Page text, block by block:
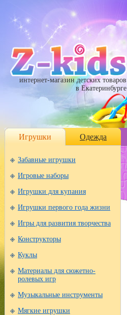
интернет-магазин детских товаров
в Екатеринбурге
Игрушки Одежда
Забавные игрушки
Игровые наборы
Игрушки для купания
Игрушки первого года жизни
Игры для развития творчества
Конструкторы
Куклы
Материалы для сюжетно-
ролевых игр
Музыкальные инструменты
Мягкие игрушки